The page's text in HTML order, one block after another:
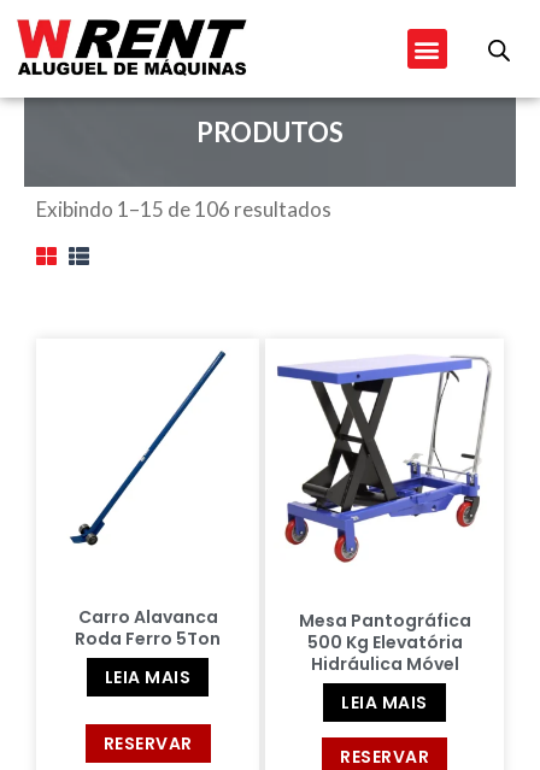
para
conteúdo
Menu
PRODUTOS
Exibindo 1–15 de 106 resultados
Carro Alavanca
Roda Ferro 5Ton
LEIA MAIS
RESERVAR
Mesa Pantográfica
500 Kg Elevatória
Hidráulica Móvel
LEIA MAIS
RESERVAR